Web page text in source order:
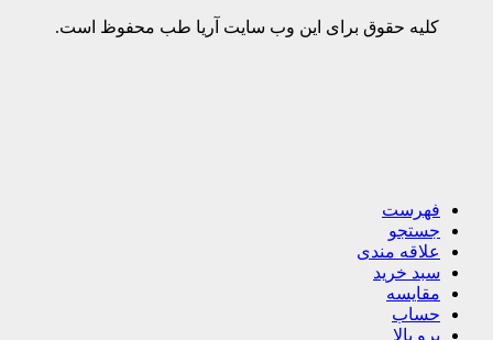
کلیه حقوق برای این وب سایت آریا طب محفوظ است.
فهرست
جستجو
علاقه مندی
سبد خرید
مقایسه
حساب
برو بالا